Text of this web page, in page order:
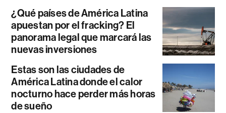
¿Qué países de América Latina
apuestan por el fracking? El
panorama legal que marcará las
nuevas inversiones
Estas son las ciudades de
América Latina donde el calor
nocturno hace perder más horas
de sueño